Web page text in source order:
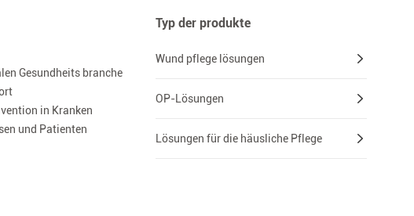
Gesundheits branche
in Kranken
und Patienten
Typ der produkte
Wund pflege lösungen
OP-Lösungen
Lösungen für die häusliche Pflege